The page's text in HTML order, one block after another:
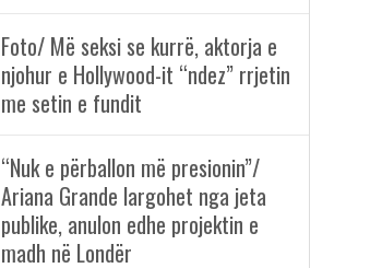
Foto/ Më seksi se kurrë, aktorja e
njohur e Hollywood-it “ndez” rrjetin
me setin e fundit
“Nuk e përballon më presionin”/
Ariana Grande largohet nga jeta
publike, anulon edhe projektin e
madh në Londër